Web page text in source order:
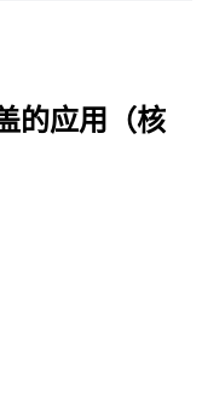
的应用（核